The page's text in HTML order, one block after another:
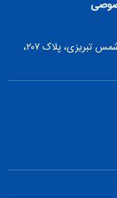
تهران، ضلع شمالی بلوار میرداماد، بین نفت و شمس تبریزی، پلاک ۲۰۷،